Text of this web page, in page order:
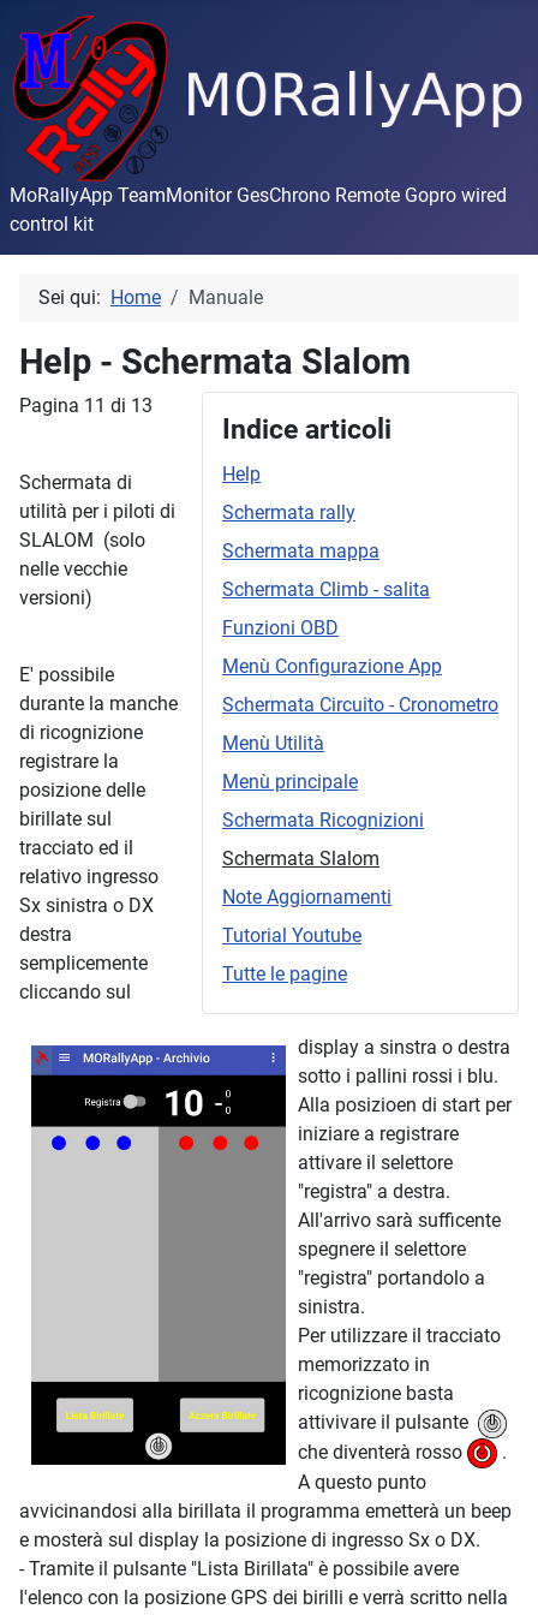
MoRallyApp TeamMonitor GesChrono Remote Gopro wired
control kit
Sei qui: Home Manuale
Help - Schermata Slalom
Indice articoli
Help
Schermata rally
Schermata mappa
Schermata Climb - salita
Funzioni OBD
Menù Configurazione App
Schermata Circuito - Cronometro
Menù Utilità
Menù principale
Schermata Ricognizioni
Schermata Slalom
Note Aggiornamenti
Tutorial Youtube
Tutte le pagine
Pagina 11 di 13
Schermata di
utilità per i piloti di
SLALOM (solo
nelle vecchie
versioni)
E' possibile
durante la manche
di ricognizione
registrare la
posizione delle
birillate sul
tracciato ed il
relativo ingresso
Sx sinistra o DX
destra
semplicemente
cliccando sul
display a sinstra o destra
sotto i pallini rossi i blu.
Alla posizioen di start per
iniziare a registrare
attivare il selettore
"registra" a destra.
All'arrivo sarà sufficente
spegnere il selettore
"registra" portandolo a
sinistra.
Per utilizzare il tracciato
memorizzato in
ricognizione basta
attivivare il pulsante
che diventerà rosso
.
A questo punto
avvicinandosi alla birillata il programma emetterà un beep
e mosterà sul display la posizione di ingresso Sx o DX.
- Tramite il pulsante "Lista Birillata" è possibile avere
l'elenco con la posizione GPS dei birilli e verrà scritto nella